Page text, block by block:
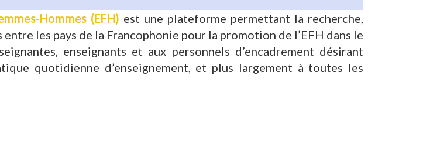
Hommes (EFH) est une plateforme permettant la recherche,
les pays de la Francophonie pour la promotion de l’EFH dans le
enseignants et aux personnels d’encadrement désirant
quotidienne d’enseignement, et plus largement à toutes les